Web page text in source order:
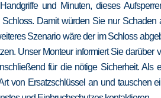
und Minuten, dieses
Damit würden Sie nur
Szenario wäre der im Schloss
Unser Monteur informiert Sie darüber
für die nötige Sicherheit. Als
von Ersatzschlüssel an und tauschen